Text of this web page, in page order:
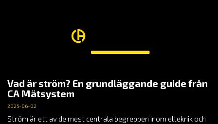
Vad är ström? En grundläggande guide från
CA Mätsystem
2025-06-02
Ström är ett av de mest centrala begreppen inom elteknik och